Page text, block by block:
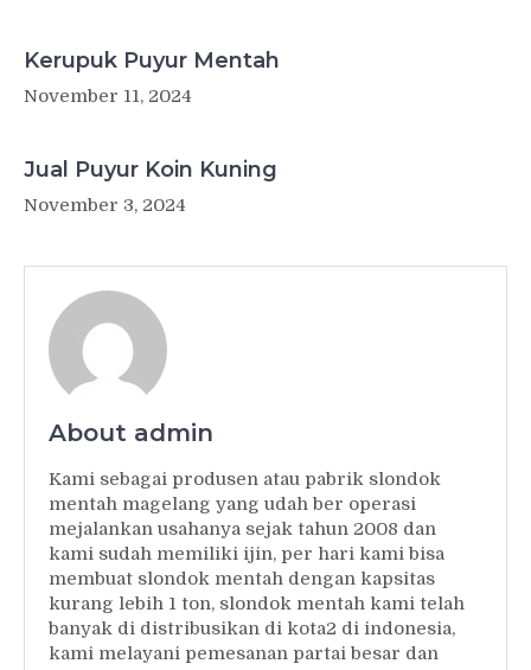
Kerupuk Puyur Mentah
November 11, 2024
Jual Puyur Koin Kuning
November 3, 2024
About admin
Kami sebagai produsen atau pabrik slondok
mentah magelang yang udah ber operasi
mejalankan usahanya sejak tahun 2008 dan
kami sudah memiliki ijin, per hari kami bisa
membuat slondok mentah dengan kapsitas
kurang lebih 1 ton, slondok mentah kami telah
banyak di distribusikan di kota2 di indonesia,
kami melayani pemesanan partai besar dan